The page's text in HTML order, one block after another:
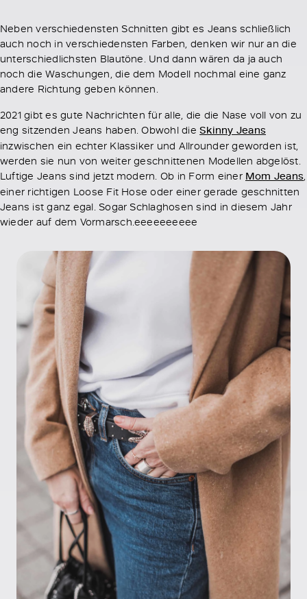
Neben verschiedensten Schnitten gibt es Jeans schließlich
auch noch in verschiedensten Farben, denken wir nur an die
unterschiedlichsten Blautöne. Und dann wären da ja auch
noch die Waschungen, die dem Modell nochmal eine ganz
andere Richtung geben können.
2021 gibt es gute Nachrichten für alle, die die Nase voll von zu
eng sitzenden Jeans haben. Obwohl dieSkinny Jeans
inzwischen ein echter Klassiker und Allrounder geworden ist,
werden sie nun von weiter geschnittenen Modellen abgelöst.
Luftige Jeans sind jetzt modern. Ob in Form einer Mom Jeans
einer richtigen Loose Fit Hose oder einer gerade geschnitten
Jeans ist ganz egal. Sogar Schlaghosen sind in diesem Jahr
wieder auf dem Vormarsch.eeeeeeeeee